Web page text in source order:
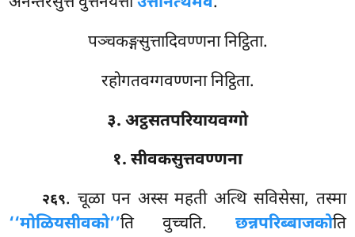
पञ्चकङ्गसुत्तादिवण्णना निट्ठिता.
रहोगतवग्गवण्णना निट्ठिता.
३. अट्ठसतपरियायवग्गो
१. सीवकसुत्तवण्णना
२६९. चूळा पन अस्स महती अत्थि सविसेसा, तस्मा
‘‘मोळियसीवको’’ति वुच्चति. छन्नपरिब्बाजकोति